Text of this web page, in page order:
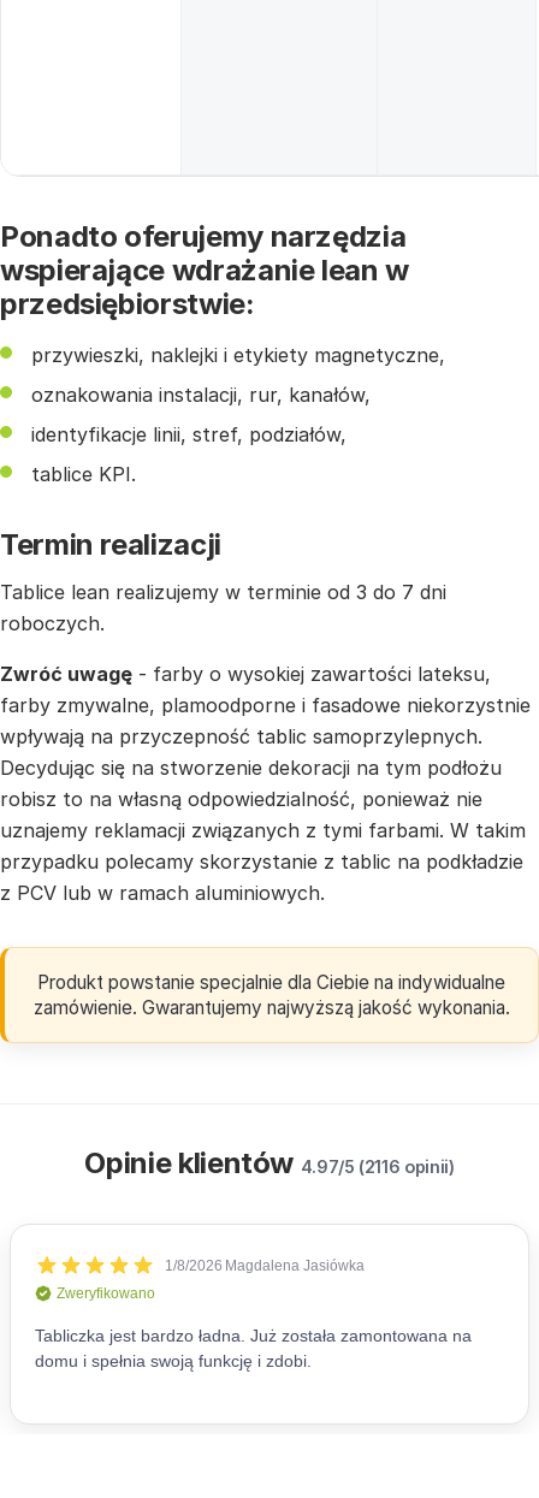
Ponadto oferujemy narzędzia
wspierające wdrażanie lean w
przedsiębiorstwie:
przywieszki, naklejki i etykiety magnetyczne,
oznakowania instalacji, rur, kanałów,
identyfikacje linii, stref, podziałów,
tablice KPI.
Termin realizacji
Tablice lean realizujemy w terminie od 3 do 7 dni
roboczych.
Zwróć uwagę - farby o wysokiej zawartości lateksu,
farby zmywalne, plamoodporne i fasadowe niekorzystnie
wpływają na przyczepność tablic samoprzylepnych.
Decydując się na stworzenie dekoracji na tym podłożu
robisz to na własną odpowiedzialność, ponieważ nie
uznajemy reklamacji związanych z tymi farbami. W takim
przypadku polecamy skorzystanie z tablic na podkładzie
z PCV lub w ramach aluminiowych.
Produkt powstanie specjalnie dla Ciebie na indywidualne
zamówienie. Gwarantujemy najwyższą jakość wykonania.
Opinie klientów 4.97/5 (2116 opinii)